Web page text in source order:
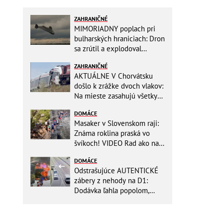
ZAHRANIČNÉ
MIMORIADNY poplach pri
bulharských hraniciach: Dron
sa zrútil a explodoval
ZAHRANIČNÉ
AKTUÁLNE V Chorvátsku
došlo k zrážke dvoch vlakov:
Na mieste zasahujú všetky
DOMÁCE
Masaker v Slovenskom raji:
Známa roklina praská vo
švíkoch! VIDEO Rad ako na
DOMÁCE
Odstrašujúce AUTENTICKÉ
zábery z nehody na D1:
Dodávka ľahla popolom,